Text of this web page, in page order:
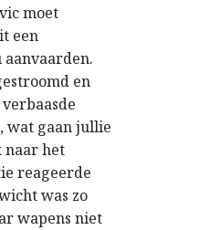
moet
een
en
wat gaan jullie
naar het
reageerde
was zo
wapens niet